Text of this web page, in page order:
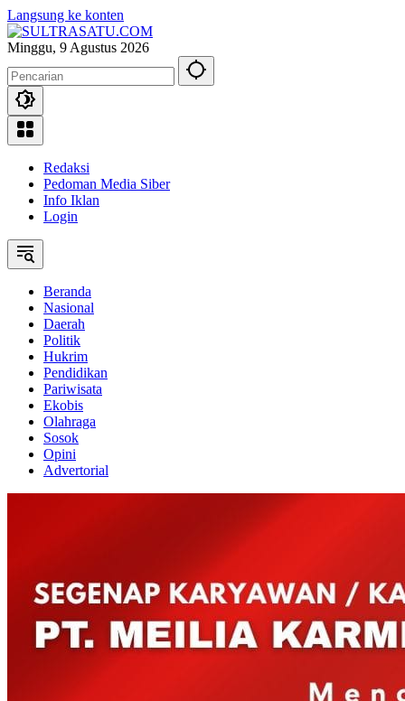
Langsung ke konten
Minggu, 9 Agustus 2026
Redaksi
Pedoman Media Siber
Info Iklan
Login
Beranda
Nasional
Daerah
Politik
Hukrim
Pendidikan
Pariwisata
Ekobis
Olahraga
Sosok
Opini
Advertorial